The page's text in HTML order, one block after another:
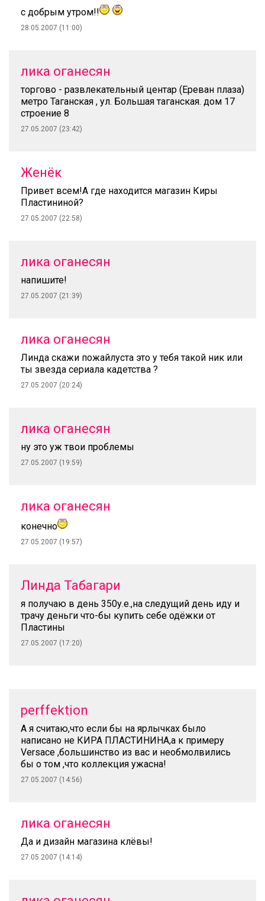
с добрым утром!!
28.05.2007 (11:00)
лика оганесян
торгово - развлекательный центар (Ереван плаза)
метро Таганская , ул. Большая таганская. дом 17
строение 8
27.05.2007 (23:42)
Женёк
Привет всем!А где находится магазин Киры
Пластининой?
27.05.2007 (22:58)
лика оганесян
напишите!
27.05.2007 (21:39)
лика оганесян
Линда скажи пожайлуста это у тебя такой ник или
ты звезда сериала кадетства ?
27.05.2007 (20:24)
лика оганесян
ну это уж твои проблемы
27.05.2007 (19:59)
лика оганесян
конечно
27.05.2007 (19:57)
Линда Табагари
я получаю в день 350у.е.,на следущий день иду и
трачу деньги что-бы купить себе одёжки от
Пластины
27.05.2007 (17:20)
perffektion
А я считаю,что если бы на ярлычках было
написано не КИРА ПЛАСТИНИНА,а к примеру
Versace ,большинство из вас и необмолвились
бы о том ,что коллекция ужасна!
27.05.2007 (14:56)
лика оганесян
Да и дизайн магазина клёвы!
27.05.2007 (14:14)